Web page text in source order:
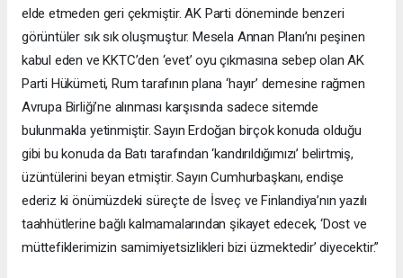
elde etmeden geri çekmiştir. AK Parti döneminde benzeri
görüntüler sık sık oluşmuştur. Mesela Annan Planı’nı peşinen
kabul eden ve KKTC’den ‘evet’ oyu çıkmasına sebep olan AK
Parti Hükümeti, Rum tarafının plana ‘hayır’ demesine rağmen
Avrupa Birliği’ne alınması karşısında sadece sitemde
bulunmakla yetinmiştir. Sayın Erdoğan birçok konuda olduğu
gibi bu konuda da Batı tarafından ‘kandırıldığımızı’ belirtmiş,
üzüntülerini beyan etmiştir. Sayın Cumhurbaşkanı, endişe
ederiz ki önümüzdeki süreçte de İsveç ve Finlandiya’nın yazılı
taahhütlerine bağlı kalmamalarından şikayet edecek, ‘Dost ve
müttefiklerimizin samimiyetsizlikleri bizi üzmektedir’ diyecektir.”